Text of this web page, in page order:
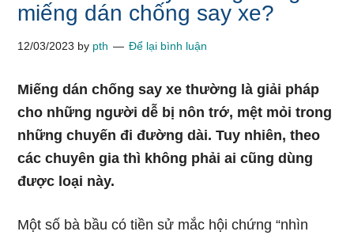
miếng dán chống say xe?
12/03/2023 by pth Để lại bình luận
Miếng dán chống say xe thường là giải pháp
cho những người dễ bị nôn trớ, mệt mỏi trong
những chuyến đi đường dài. Tuy nhiên, theo
các chuyên gia thì không phải ai cũng dùng
được loại này.
Một số bà bầu có tiền sử mắc hội chứng “nhìn